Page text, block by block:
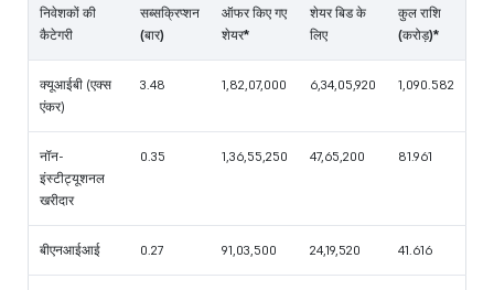
निवेशकों की
कैटेगरी
सब्सक्रिप्शन
(बार)
ऑफर किए गए
शेयर*
शेयर बिड के
लिए
कुल राशि
(करोड़)*
क्यूआईबी (एक्स
एंकर)
3.48 1,82,07,000 6,34,05,920 1,090.582
नॉन-
इंस्टीट्यूशनल
खरीदार
0.35 1,36,55,250 47,65,200 81.961
बीएनआईआई 0.27 91,03,500 24,19,520 41.616